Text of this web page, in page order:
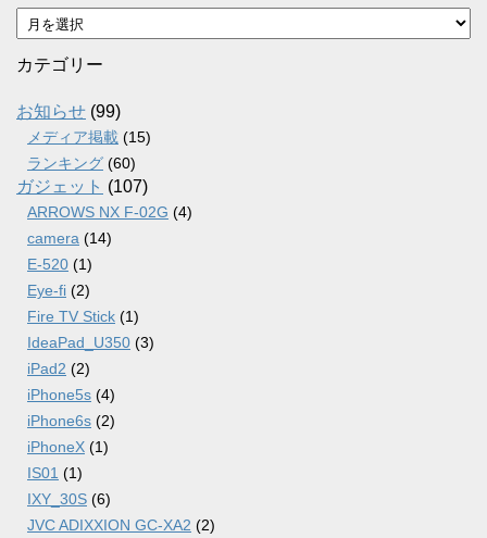
ア
ー
カ
ブ
カテゴリー
お知らせ (99)
メディア掲載 (15)
ランキング (60)
ガジェット (107)
ARROWS NX F-02G (4)
camera (14)
E-520 (1)
Eye-fi (2)
Fire TV Stick (1)
IdeaPad_U350 (3)
iPad2 (2)
iPhone5s (4)
iPhone6s (2)
iPhoneX (1)
IS01 (1)
IXY_30S (6)
JVC ADIXXION GC-XA2 (2)